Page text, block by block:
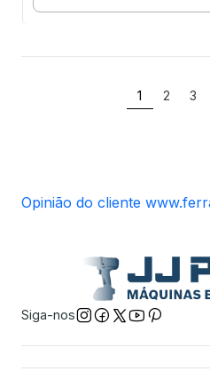
Quantidade
1 2 3
Opinião do cliente
Siga-nos